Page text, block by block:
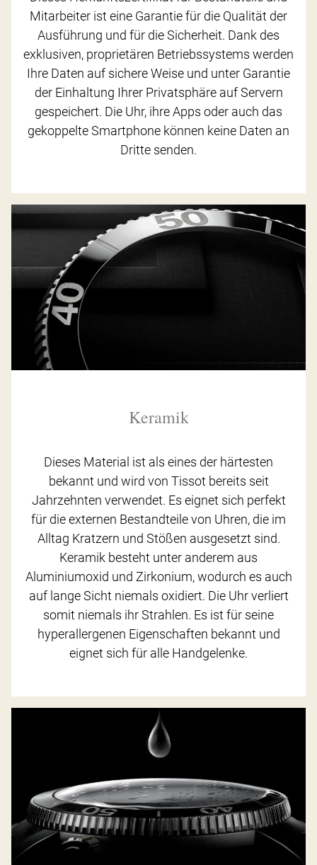
Mitarbeiter ist eine Garantie für die Qualität der
Ausführung und für die Sicherheit. Dank des
exklusiven, proprietären Betriebssystems werden
Ihre Daten auf sichere Weise und unter Garantie
der Einhaltung Ihrer Privatsphäre auf Servern
gespeichert. Die Uhr, ihre Apps oder auch das
gekoppelte Smartphone können keine Daten an
Dritte senden.
Keramik
Dieses Material ist als eines der härtesten
bekannt und wird von Tissot bereits seit
Jahrzehnten verwendet. Es eignet sich perfekt
für die externen Bestandteile von Uhren, die im
Alltag Kratzern und Stößen ausgesetzt sind.
Keramik besteht unter anderem aus
Aluminiumoxid und Zirkonium, wodurch es auch
auf lange Sicht niemals oxidiert. Die Uhr verliert
somit niemals ihr Strahlen. Es ist für seine
hyperallergenen Eigenschaften bekannt und
eignet sich für alle Handgelenke.